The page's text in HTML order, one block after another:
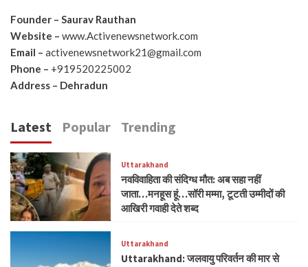
Founder – Saurav Rauthan
Website – www.Activenewsnetwork.com
Email – activenewsnetwork21@gmail.com
Phone – +919520225002
Address – Dehradun
Latest Popular Trending
Uttarakhand
नवविवाहिता की संदिग्ध मौत: अब सहा नहीं
जाता…मनहूस हूं…सॉरी मम्मा, टूटती उम्मीदों की
आखिरी गवाही देते शब्द
Uttarakhand
Uttarakhand: जलवायु परिवर्तन की मार से